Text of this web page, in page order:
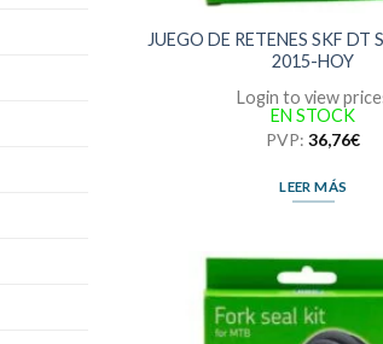
JUEGO DE RETENES SKF DT
2015-HOY
Login to view
EN STOCK
PVP:36,76€
LEER MÁS